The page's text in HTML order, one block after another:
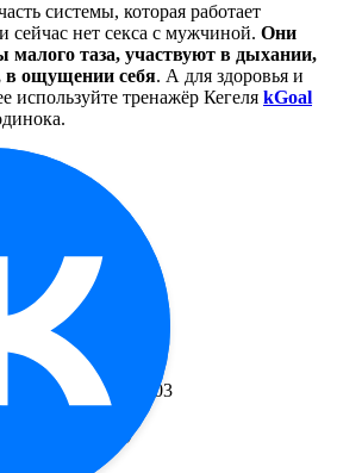
системы, которая работает
сейчас нет секса с мужчиной. Они
малого таза, участвуют в дыхании,
в ощущении себя. А для здоровья и
используйте тренажёр Кегеля kGoal
.
пр-д, д. 8, офис 603
звонки по РФ)